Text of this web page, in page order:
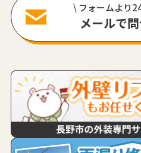
\ フォームより
メールで